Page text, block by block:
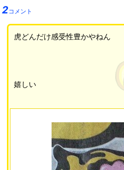
2コメント
虎どんだけ感受性豊かやねん
嬉しい